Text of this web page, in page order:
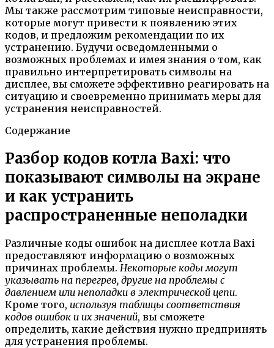
Мы также рассмотрим типовые неисправности,
которые могут привести к появлению этих
кодов, и предложим рекомендации по их
устранению. Будучи осведомленными о
возможных проблемах и имея знания о том, как
правильно интерпретировать символы на
дисплее, вы сможете эффективно реагировать на
ситуацию и своевременно принимать меры для
устранения неисправностей.
Содержание
Разбор кодов котла Baxi: что
показывают символы на экране
и как устранить
распространенные неполадки
Различные коды ошибок на дисплее котла Baxi
предоставляют информацию о возможных
причинах проблемы. Некоторые коды могут
указывать на перегрев, другие на проблемы с
давлением или неполадки в электрической цепи.
Кроме того, используя таблицы соответствия
кодов ошибок и их значений, вы сможете
определить, какие действия нужно предпринять
для устранения проблемы.